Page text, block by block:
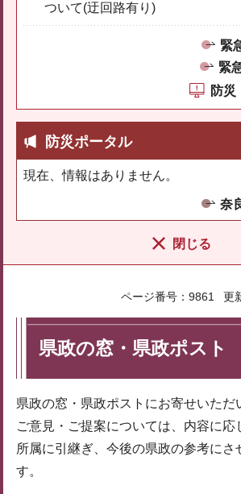
ついて(迂回路有り)
緊
緊
防災
防災ポータル
現在、情報はありません。
奈
閉じる
ページ番号：9861 更
県政の窓・県政ポスト
県政の窓・県政ポストにお寄せいただ
ご意見・ご提案については、内容に応
所属に引継ぎ、今後の県政の参考にさ
す。